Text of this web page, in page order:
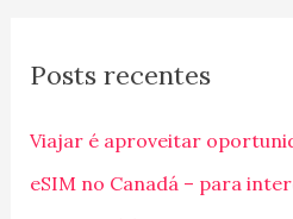
u
s
a
Posts recentes
Viajar é aproveitar
eSIM no Canadá – para